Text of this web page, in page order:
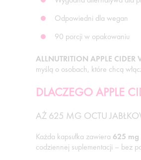
Odpowiedni dla wegan
90 porcji w opakowaniu
ALLNUTRITION APPLE CIDER
myślą o osobach, które chcą
DLACZEGO APPLE
AŻ 625 MG OCTU
Każda kapsułka zawiera 625
codziennej suplementacji – bez